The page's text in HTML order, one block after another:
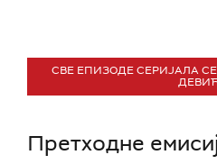
СВЕ ЕПИЗОДЕ СЕРИЈАЛА
Претходне